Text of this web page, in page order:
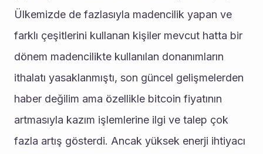
Ülkemizde de fazlasıyla madencilik yapan ve
farklı çeşitlerini kullanan kişiler mevcut hatta bir
dönem madencilikte kullanılan donanımların
ithalatı yasaklanmıştı, son güncel gelişmelerden
haber değilim ama özellikle bitcoin fiyatının
artmasıyla kazım işlemlerine ilgi ve talep çok
fazla artış gösterdi. Ancak yüksek enerji ihtiyacı